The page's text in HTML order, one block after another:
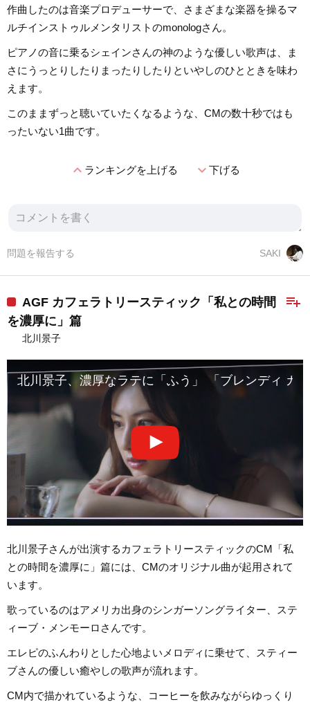
作曲したのは音楽プロデューサーで、さまざまな楽器を操るマ
ルチインストゥルメンタリストのmonologさん。
ピアノの音に乗るシェインさんの神のような優しい歌声は、ま
さにうっとりしたりまったりしたりといやしのひとときを味わ
えます。
このままずっと聴いていたくなるような、CMの数十秒ではも
ったいない1曲です。
expand_lessランキングを上げる expand_more下げる
SAKI
問題を報告する
playlist_add
AGF カフェラトリースティック「私との時間
を濃厚に」篇
北川景子
北川景子、濃厚なラテに「ふう」 「ブレンディ カ
北川景子さんが出演するカフェラトリースティックのCM「私
との時間を濃厚に」篇には、CMのオリジナル曲が起用されて
います。
歌っているのはアメリカ出身のシンガーソングライター、ステ
ィーブ・メンモーロさんです。
エレピのふんわりとした心地よいメロディに乗せて、スティー
ブさんの優しい癒やしの歌声が流れます。
CM内で描かれているような、コーヒーを飲みながらゆっくり